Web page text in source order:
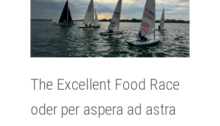
The Excellent Food Race
oder per aspera ad astra